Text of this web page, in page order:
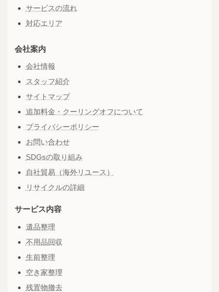
サービスの流れ
対応エリア
会社案内
会社情報
スタッフ紹介
サイトマップ
追加料金・クーリングオフについて
プライバシーポリシー
お問い合わせ
SDGsの取り組み
自社貿易（海外リユース）
リサイクルの詳細
サービス内容
遺品整理
不用品回収
生前整理
空き家整理
残置物撤去